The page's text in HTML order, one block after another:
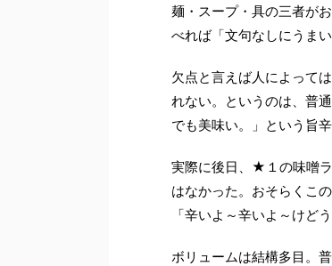
麺・スープ・具の三者が
べれば「文句なしにうま
欠点と言えば人によって
れない。というのは、普
でも美味い。」という旨
実際に後日、★１の味噌
はなかった。おそらくこ
「辛いよ～辛いよ～けど
ボリュームは結構多目。